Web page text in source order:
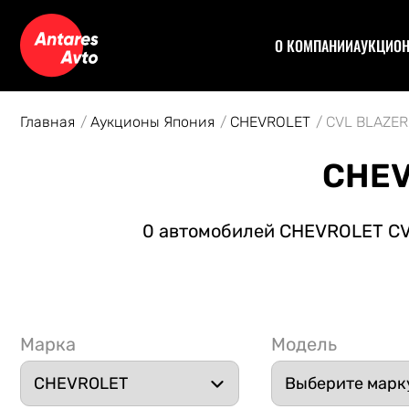
О КОМПАНИИ
Главная Аукционы Япония CHEVROLET CVL BLAZER
0 автомобилей CHEVROLET
Марка Модель